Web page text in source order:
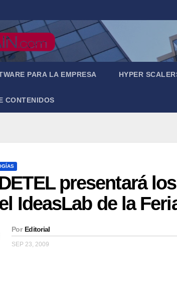
PARA LA EMPRESA HYPER
CONTENIDOS
presentará
IdeasLab de la
Por Editorial
SEP 23, 2009